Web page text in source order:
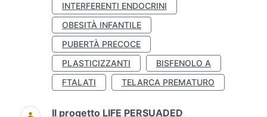
INTERFERENTI ENDOCRINI
OBESITÀ INFANTILE
PUBERTÀ PRECOCE
PLASTICIZZANTI
BISFENOLO A
FTALATI
TELARCA PREMATURO
Il progetto LIFE PERSUADED